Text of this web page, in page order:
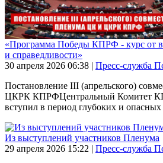
«Программа Победы КПРФ - курс от
и справедливости»
30 апреля 2026 06:38 | Пресс-служба
Постановление III (апрельского)
ЦКРК КПРФЦентральный Комитет
вступил в период глубоких и
Из выступлений участников Пленума
29 апреля 2026 15:22 | Пресс-служба